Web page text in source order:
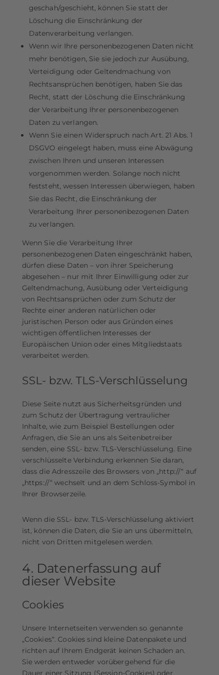
geschah/geschieht, können Sie statt der
Löschung die Einschränkung der
Datenverarbeitung verlangen.
Wenn wir Ihre personenbezogenen Daten nicht
mehr benötigen, Sie sie jedoch zur Ausübung,
Verteidigung oder Geltendmachung von
Rechtsansprüchen benötigen, haben Sie das
Recht, statt der Löschung die Einschränkung
der Verarbeitung Ihrer personenbezogenen
Daten zu verlangen.
Wenn Sie einen Widerspruch nach Art. 21 Abs. 1
DSGVO eingelegt haben, muss eine Abwägung
zwischen Ihren und unseren Interessen
vorgenommen werden. Solange noch nicht
feststeht, wessen Interessen überwiegen, haben
Sie das Recht, die Einschränkung der
Verarbeitung Ihrer personenbezogenen Daten
zu verlangen.
Wenn Sie die Verarbeitung Ihrer
personenbezogenen Daten eingeschränkt haben,
dürfen diese Daten – von ihrer Speicherung
abgesehen – nur mit Ihrer Einwilligung oder zur
Geltendmachung, Ausübung oder Verteidigung
von Rechtsansprüchen oder zum Schutz der
Rechte einer anderen natürlichen oder
juristischen Person oder aus Gründen eines
wichtigen öffentlichen Interesses der
Europäischen Union oder eines Mitgliedstaats
verarbeitet werden.
SSL- bzw. TLS-Verschlüsselung
Diese Seite nutzt aus Sicherheitsgründen und
zum Schutz der Übertragung vertraulicher
Inhalte, wie zum Beispiel Bestellungen oder
Anfragen, die Sie an uns als Seitenbetreiber
senden, eine SSL- bzw. TLS-Verschlüsselung. Eine
verschlüsselte Verbindung erkennen Sie daran,
dass die Adresszeile des Browsers von „http://“ auf
„https://“ wechselt und an dem Schloss-Symbol in
Ihrer Browserzeile.
Wenn die SSL- bzw. TLS-Verschlüsselung aktiviert
ist, können die Daten, die Sie an uns übermitteln,
nicht von Dritten mitgelesen werden.
4. Datenerfassung auf
dieser Website
Cookies
Unsere Internetseiten verwenden so genannte
„Cookies“. Cookies sind kleine Datenpakete und
richten auf Ihrem Endgerät keinen Schaden an.
Sie werden entweder vorübergehend für die
Dauer einer Sitzung (Session-Cookies) oder